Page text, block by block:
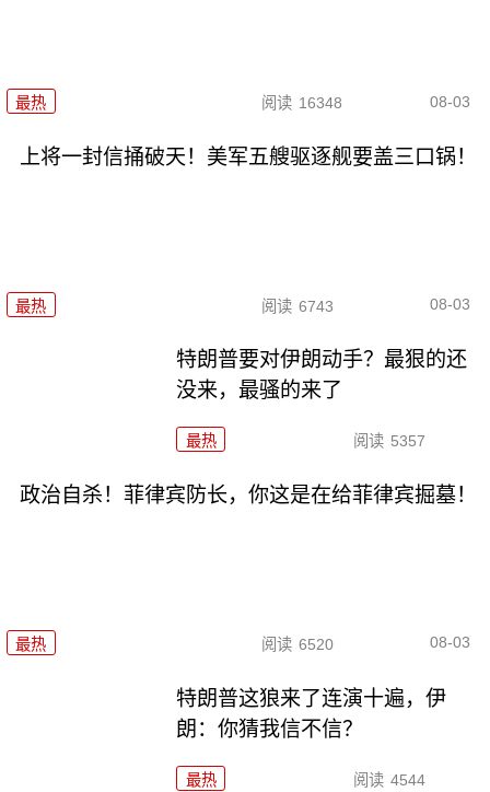
最热 阅读 16348 08-03
上将一封信捅破天！美军五艘驱逐舰要盖三口锅！
最热 阅读 6743 08-03
特朗普要对伊朗动手？最狠的还
没来，最骚的来了
最热 阅读 5357
政治自杀！菲律宾防长，你这是在给菲律宾掘墓！
最热 阅读 6520 08-03
特朗普这狼来了连演十遍，伊
朗：你猜我信不信？
最热 阅读 4544